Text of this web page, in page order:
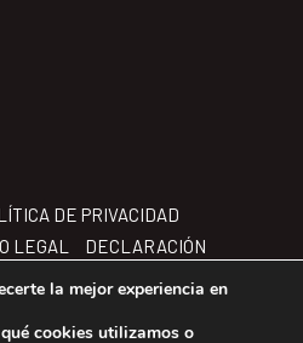
DE PRIVACIDAD
LEGAL
DECLARACIÓN
POLÍTICA
la mejor experiencia en
cookies utilizamos o